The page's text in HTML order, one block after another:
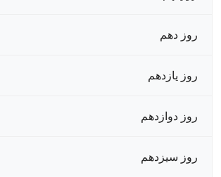
روز دهم
روز یازدهم
روز دوازدهم
روز سیزدهم